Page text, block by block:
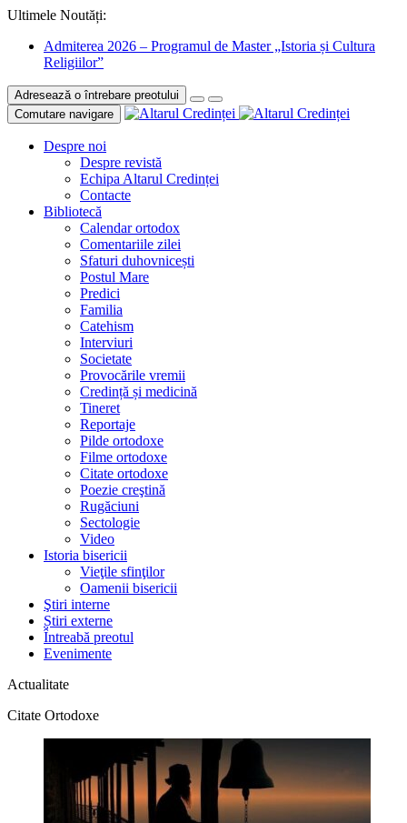
Ultimele Noutăți:
Admiterea 2026 – Programul de Master „Istoria și Cultura
Religiilor”
Adresează o întrebare preotului
Comutare navigare
Despre noi
Despre revistă
Echipa Altarul Credinței
Contacte
Bibliotecă
Calendar ortodox
Comentariile zilei
Sfaturi duhovnicești
Postul Mare
Predici
Familia
Catehism
Interviuri
Societate
Provocările vremii
Credință și medicină
Tineret
Reportaje
Pilde ortodoxe
Filme ortodoxe
Citate ortodoxe
Poezie creştină
Rugăciuni
Sectologie
Video
Istoria bisericii
Vieţile sfinţilor
Oamenii bisericii
Ştiri interne
Știri externe
Întreabă preotul
Evenimente
Actualitate
Citate Ortodoxe